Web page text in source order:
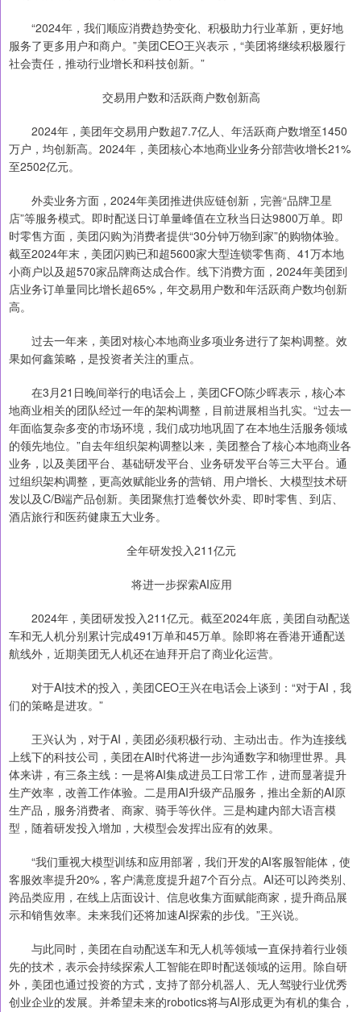
“2024年，我们顺应消费趋势变化、积极助力行业革新，更好地
服务了更多用户和商户。”美团CEO王兴表示，“美团将继续积极履行
社会责任，推动行业增长和科技创新。”
交易用户数和活跃商户数创新高
2024年，美团年交易用户数超7.7亿人、年活跃商户数增至1450
万户，均创新高。2024年，美团核心本地商业业务分部营收增长21%
至2502亿元。
外卖业务方面，2024年美团推进供应链创新，完善“品牌卫星
店”等服务模式。即时配送日订单量峰值在立秋当日达9800万单。即
时零售方面，美团闪购为消费者提供“30分钟万物到家”的购物体验。
截至2024年末，美团闪购已和超5600家大型连锁零售商、41万本地
小商户以及超570家品牌商达成合作。线下消费方面，2024年美团到
店业务订单量同比增长超65%，年交易用户数和年活跃商户数均创新
高。
过去一年来，美团对核心本地商业多项业务进行了架构调整。效
果如何鑫策略，是投资者关注的重点。
在3月21日晚间举行的电话会上，美团CFO陈少晖表示，核心本
地商业相关的团队经过一年的架构调整，目前进展相当扎实。“过去一
年面临复杂多变的市场环境，我们成功地巩固了在本地生活服务领域
的领先地位。”自去年组织架构调整以来，美团整合了核心本地商业各
业务，以及美团平台、基础研发平台、业务研发平台等三大平台。通
过组织架构调整，更高效赋能业务的营销、用户增长、大模型技术研
发以及C/B端产品创新。美团聚焦打造餐饮外卖、即时零售、到店、
酒店旅行和医药健康五大业务。
全年研发投入211亿元
将进一步探索AI应用
2024年，美团研发投入211亿元。截至2024年底，美团自动配送
车和无人机分别累计完成491万单和45万单。除即将在香港开通配送
航线外，近期美团无人机还在迪拜开启了商业化运营。
对于AI技术的投入，美团CEO王兴在电话会上谈到：“对于AI，我
们的策略是进攻。”
王兴认为，对于AI，美团必须积极行动、主动出击。作为连接线
上线下的科技公司，美团在AI时代将进一步沟通数字和物理世界。具
体来讲，有三条主线：一是将AI集成进员工日常工作，进而显著提升
生产效率，改善工作体验。二是用AI升级产品服务，推出全新的AI原
生产品，服务消费者、商家、骑手等伙伴。三是构建内部大语言模
型，随着研发投入增加，大模型会发挥出应有的效果。
“我们重视大模型训练和应用部署，我们开发的AI客服智能体，使
客服效率提升20%，客户满意度提升超7个百分点。AI还可以跨类别、
跨品类应用，在线上店面设计、信息收集方面赋能商家，提升商品展
示和销售效率。未来我们还将加速AI探索的步伐。”王兴说。
与此同时，美团在自动配送车和无人机等领域一直保持着行业领
先的技术，表示会持续探索人工智能在即时配送领域的运用。除自研
外，美团也通过投资的方式，支持了部分机器人、无人驾驶行业优秀
创业企业的发展。并希望未来的robotics将与AI形成更为有机的集合，